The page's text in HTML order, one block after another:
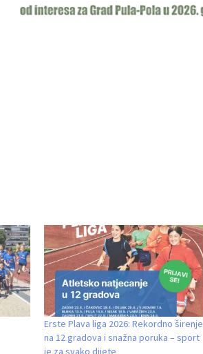
Erste Plava liga 2026: Rekordno širenje
na 12 gradova i snažna poruka – sport
je za svako dijete